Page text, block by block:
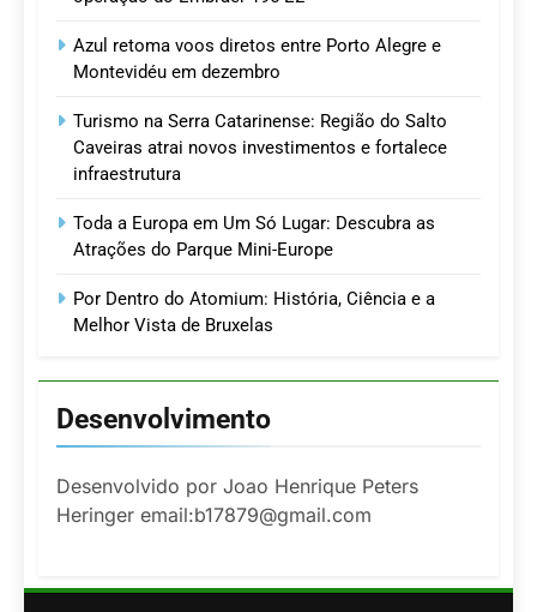
Azul retoma voos diretos entre Porto Alegre e
Montevidéu em dezembro
Turismo na Serra Catarinense: Região do Salto
Caveiras atrai novos investimentos e fortalece
infraestrutura
Toda a Europa em Um Só Lugar: Descubra as
Atrações do Parque Mini-Europe
Por Dentro do Atomium: História, Ciência e a
Melhor Vista de Bruxelas
Desenvolvimento
Desenvolvido por Joao Henrique Peters
Heringer email:b17879@gmail.com